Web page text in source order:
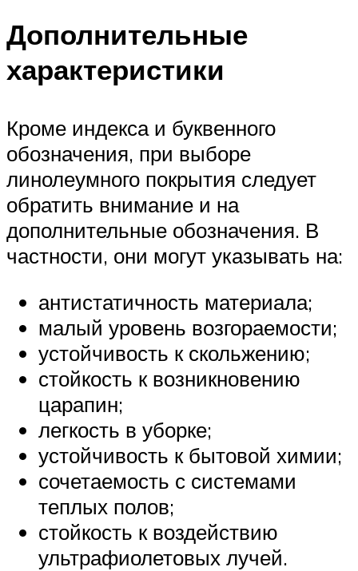
Дополнительные
характеристики
Кроме индекса и буквенного
обозначения, при выборе
линолеумного покрытия следует
обратить внимание и на
дополнительные обозначения. В
частности, они могут указывать на:
антистатичность материала;
малый уровень возгораемости;
устойчивость к скольжению;
стойкость к возникновению
царапин;
легкость в уборке;
устойчивость к бытовой химии;
сочетаемость с системами
теплых полов;
стойкость к воздействию
ультрафиолетовых лучей.